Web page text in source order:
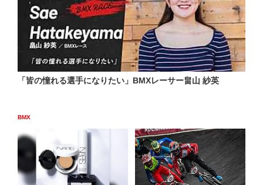
「皆の憧れる選手になりたい」BMXレーサー畠山 紗英
BMX